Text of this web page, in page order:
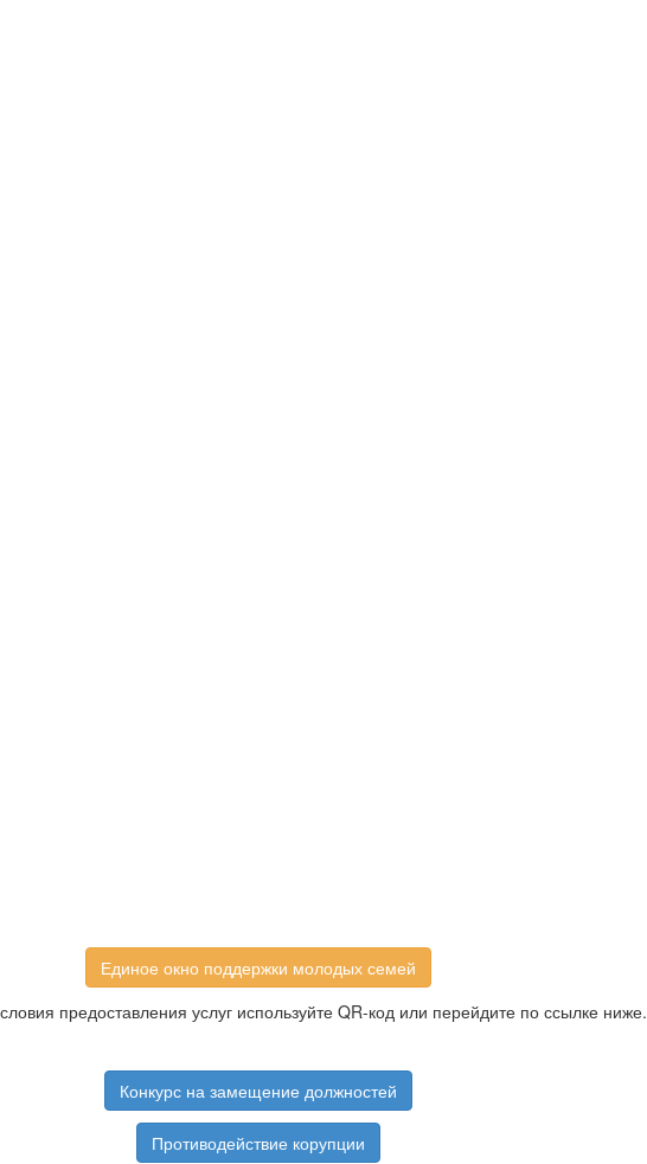
Единое окно поддержки молодых семей
предоставления услуг используйте QR-код или перейдите по ссылке ниже.
Конкурс на замещение должностей
Противодействие корупции